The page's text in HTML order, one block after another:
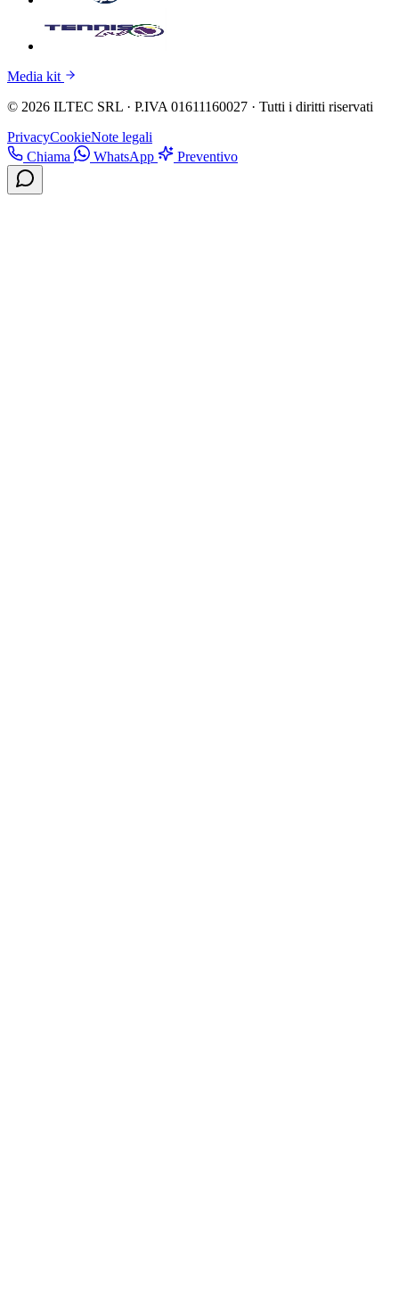
Media kit
© 2026 ILTEC SRL · P.IVA 01611160027 · Tutti i diritti riservati
PrivacyCookieNote legali
Chiama
WhatsApp Preventivo